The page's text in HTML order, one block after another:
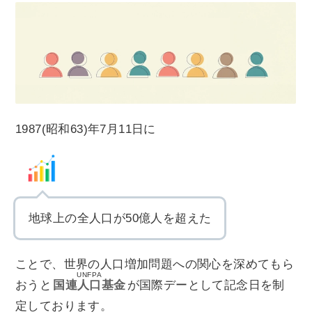
1987(昭和63)年7月11日に
地球上の全人口が50億人を超えた
ことで、世界の人口増加問題への関心を深めてもら
おうと 国連人口基金
UNFPA
が国際デーとして記念日を制
定しております。